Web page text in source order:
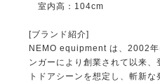
室内高：104cm
[ブランド紹介]
NEMO equipment は、2002年
ンガーにより創業されて以来
トドアシーンを想定し、斬新